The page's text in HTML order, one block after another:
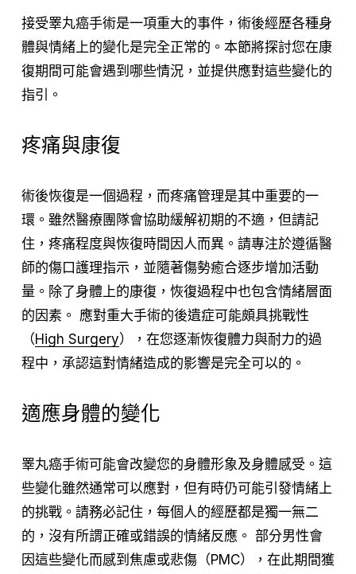
接受睪丸癌手術是一項重大的事件，術後經歷各種身
體與情緒上的變化是完全正常的。本節將探討您在康
復期間可能會遇到哪些情況，並提供應對這些變化的
指引。
疼痛與康復
術後恢復是一個過程，而疼痛管理是其中重要的一
環。雖然醫療團隊會協助緩解初期的不適，但請記
住，疼痛程度與恢復時間因人而異。請專注於遵循醫
師的傷口護理指示，並隨著傷勢癒合逐步增加活動
量。除了身體上的康復，恢復過程中也包含情緒層面
的因素。 應對重大手術的後遺症可能頗具挑戰性
（High Surgery），在您逐漸恢復體力與耐力的過
程中，承認這對情緒造成的影響是完全可以的。
適應身體的變化
睪丸癌手術可能會改變您的身體形象及身體感受。這
些變化雖然通常可以應對，但有時仍可能引發情緒上
的挑戰。請務必記住，每個人的經歷都是獨一無二
的，沒有所謂正確或錯誤的情緒反應。 部分男性會
因這些變化而感到焦慮或悲傷（PMC），在此期間獲